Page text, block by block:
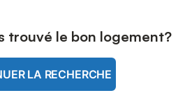
trouvé le bon logement?
LA RECHERCHE